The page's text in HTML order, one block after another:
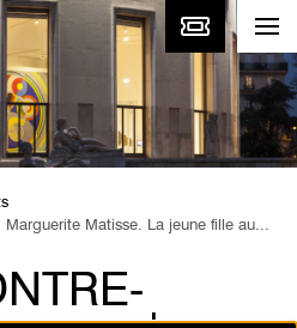
Marguerite Matisse. La jeune fille au...